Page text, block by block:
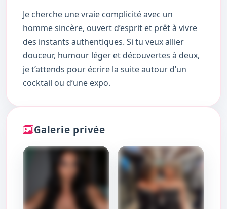
Je cherche une vraie complicité avec un
homme sincère, ouvert d’esprit et prêt à vivre
des instants authentiques. Si tu veux allier
douceur, humour léger et découvertes à deux,
je t’attends pour écrire la suite autour d’un
cocktail ou d’une expo.
Galerie privée